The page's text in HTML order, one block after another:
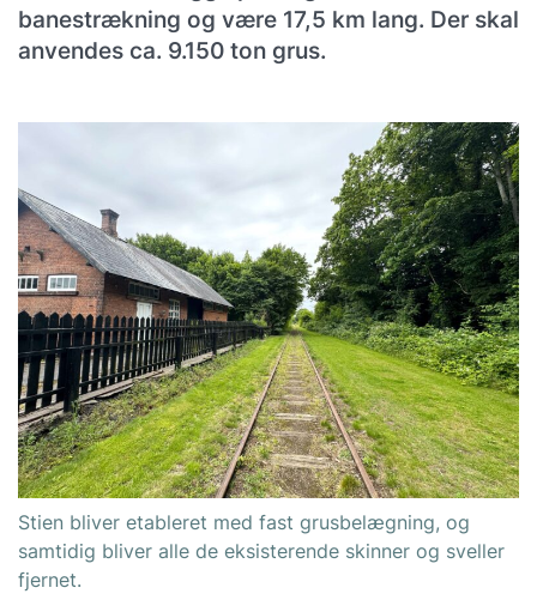
banestrækning og være 17,5 km lang. Der skal
anvendes ca. 9.150 ton grus.
Stien bliver etableret med fast grusbelægning, og
samtidig bliver alle de eksisterende skinner og sveller
fjernet.